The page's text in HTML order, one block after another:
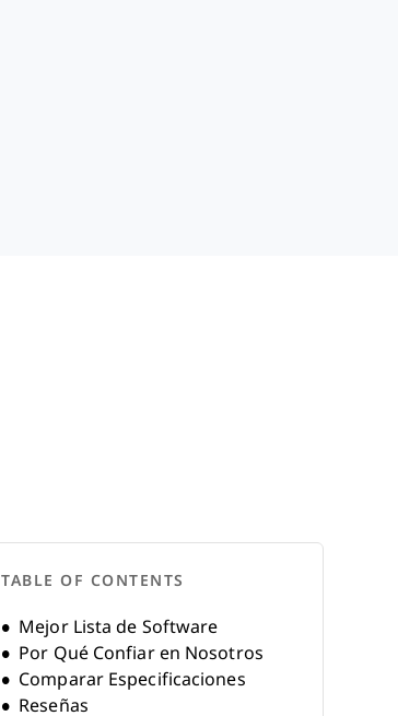
TABLE OF CONTENTS
Mejor Lista de Software
Por Qué Confiar en Nosotros
Comparar Especificaciones
Reseñas